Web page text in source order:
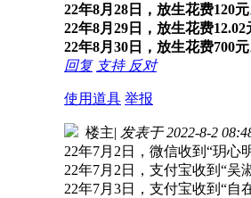
22年8月28日，放生花费120元
22年8月29日，放生花费12.02
22年8月30日，放生花费700元
回复 支持 反对
使用道具 举报
楼主| 发表于 2022-8-2
22年7月2日，微信收到“玥心
22年7月2日，支付宝收到“吴
22年7月3日，支付宝收到“自